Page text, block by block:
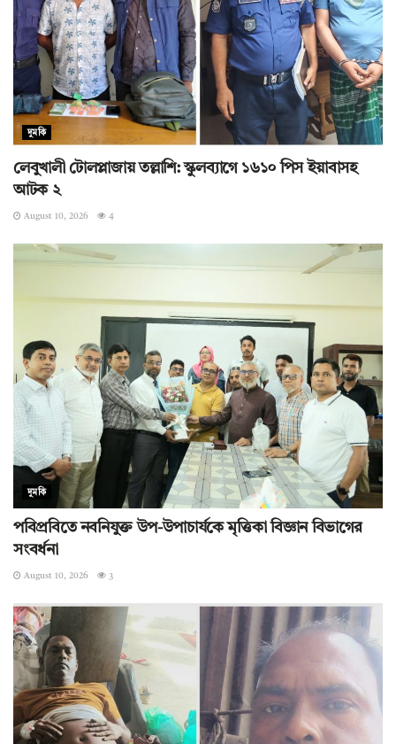
দুমকি
লেবুখালী টোলপ্লাজায় তল্লাশি: স্কুলব্যাগে ১৬১০ পিস ইয়াবাসহ
আটক ২
August 10, 2026 4
দুমকি
পবিপ্রবিতে নবনিযুক্ত উপ-উপাচার্যকে মৃত্তিকা বিজ্ঞান বিভাগের
সংবর্ধনা
August 10, 2026 3